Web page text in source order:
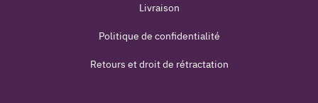
Livraison
Politique de confidentialité
Retours et droit de rétractation